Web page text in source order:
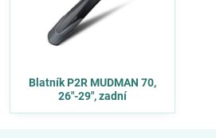
Blatník P2R MUDMAN 70,
26"-29", zadní